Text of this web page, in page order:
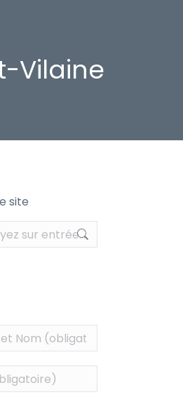
Vilaine
site